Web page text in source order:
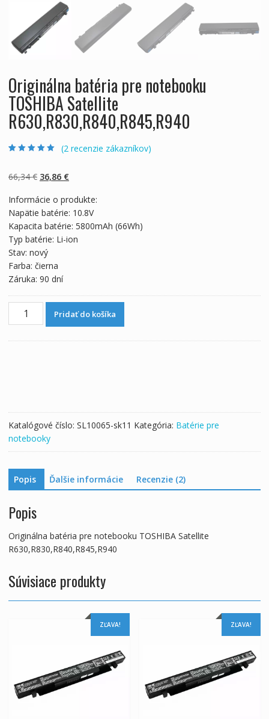
Originálna batéria pre notebooku
TOSHIBA Satellite
R630,R830,R840,R845,R940
zákazníckych
recenzií
(2 recenzie zákazníkov)
66,34€ Pôvodná
bola:
66,34 €.
36,86 €Aktuálna
je:
36,86 €.
Informácie o produkte:
Napätie batérie: 10.8V
Kapacita batérie: 5800mAh (66Wh)
Typ batérie: Li-ion
Stav: nový
Farba: čierna
Záruka: 90 dní
množstvo
Pridať do košíka
Katalógové číslo: SL10065-sk11 Kategória: Batérie pre
notebooky
Popis Ďalšie informácie Recenzie (2)
Popis
Originálna batéria pre notebooku TOSHIBA Satellite
R630,R830,R840,R845,R940
Súvisiace produkty
ZĽAVA! ZĽAVA!